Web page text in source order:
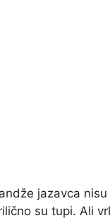
jazavca
su tupi. Ali